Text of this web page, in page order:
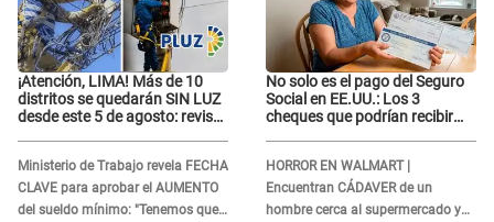
¡Atención, LIMA! Más de 10
distritos se quedarán SIN LUZ
desde este 5 de agosto: revisa
Ministerio de Trabajo revela FECHA
CLAVE para aprobar el AUMENTO
del sueldo mínimo: "Tenemos que
No solo es el pago del Seguro
Social en EE.UU.: Los 3
cheques que podrían recibir
HORROR EN WALMART |
Encuentran CÁDAVER de un
hombre cerca al supermercado y